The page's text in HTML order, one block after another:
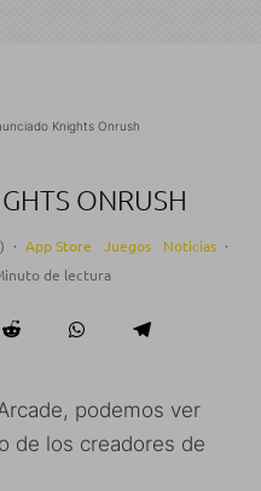
Knights Onrush
ONRUSH
· App Store Juegos Noticias ·
de lectura
podemos ver
de los creadores de